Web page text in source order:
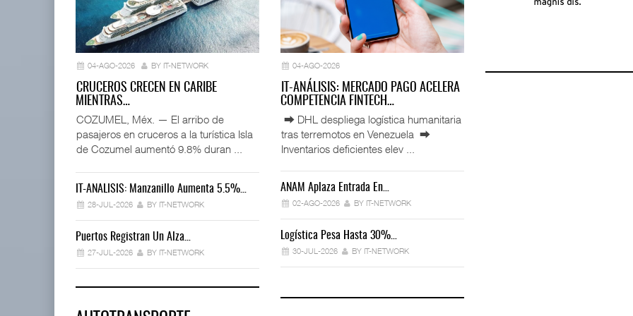
04-AGO-2026 BY IT-NETWORK
CRUCEROS CRECEN EN CARIBE
MIENTRAS…
COZUMEL, Méx. — El arribo de
pasajeros en cruceros a la turística Isla
de Cozumel aumentó 9.8% duran ...
IT-ANÁLISIS: Manzanillo Aumenta 5.5%…
28-JUL-2026 BY IT-NETWORK
Puertos Registran Un Alza…
27-JUL-2026 BY IT-NETWORK
04-AGO-2026
IT-ANÁLISIS: MERCADO PAGO ACELERA
COMPETENCIA FINTECH…
⮕ DHL despliega logística humanitaria
tras terremotos en Venezuela ⮕
Inventarios deficientes elev ...
ANAM Aplaza Entrada En…
02-AGO-2026 BY IT-NETWORK
Logística Pesa Hasta 30%…
30-JUL-2026 BY IT-NETWORK